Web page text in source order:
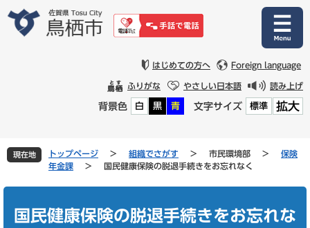
文
はじめての方へ Foreign language
ふりがな やさしい日本語 読み上げ
背景色 白 黒 青 文字サイズ 標準 拡大
現在地 トップページ > 組織でさがす > 市民環境部 >
保険
年金課
> 国民健康保険の脱退手続きをお忘れなく
国民健康保険の脱退手続きをお忘れな